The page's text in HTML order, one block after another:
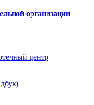
организации
центр